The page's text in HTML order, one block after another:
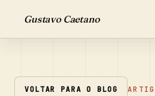
Gustavo Caetano
VOLTAR PARA O BLOG